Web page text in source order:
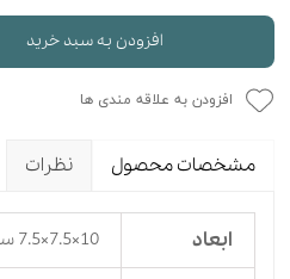
افزودن به سبد خرید
افزودن به علاقه مندی ها
مشخصات محصول نظرات
ابعاد 10×7.5×7.5 سانتی‌متر